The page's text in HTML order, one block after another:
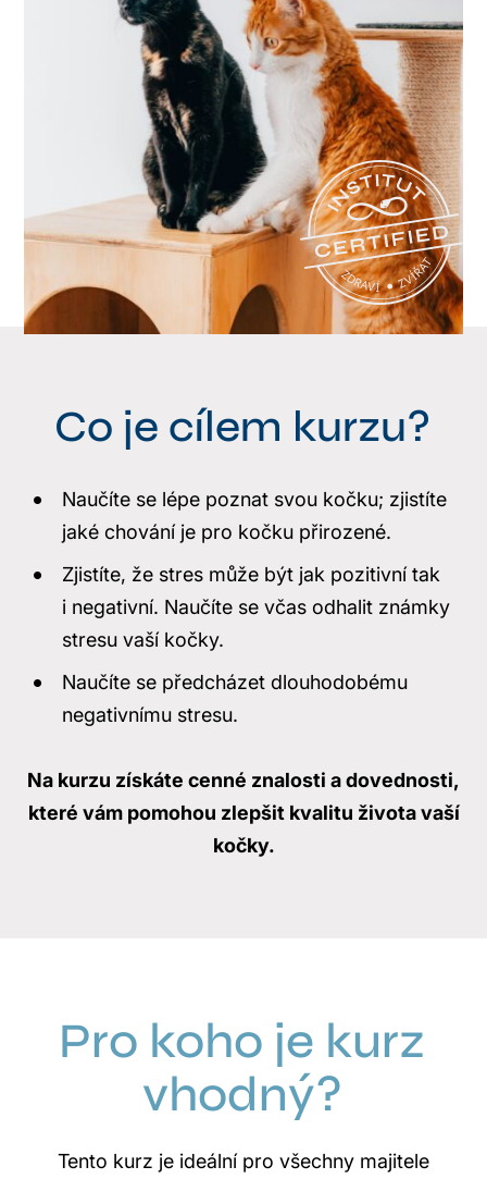
Co je cílem kurzu?
Naučíte se lépe poznat svou kočku; zjistíte
jaké chování je pro kočku přirozené.
Zjistíte, že stres může být jak pozitivní tak
i negativní. Naučíte se včas odhalit známky
stresu vaší kočky.
Naučíte se předcházet dlouhodobému
negativnímu stresu.
Na kurzu získáte cenné znalosti a dovednosti,
které vám pomohou zlepšit kvalitu života vaší
kočky.
Pro koho je kurz
vhodný?
Tento kurz je ideální pro všechny majitele